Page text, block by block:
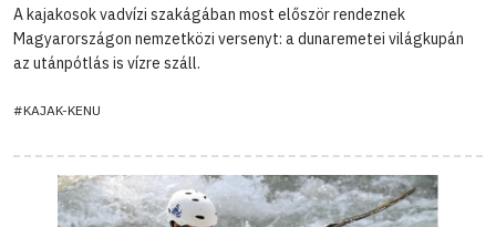
A kajakosok vadvízi szakágában most először rendeznek
Magyarországon nemzetközi versenyt: a dunaremetei világkupán
az utánpótlás is vízre száll.
#KAJAK-KENU